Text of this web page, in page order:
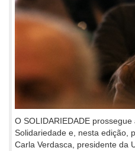
O SOLIDARIEDADE
Solidariedade e, nesta edição,
Carla Verdasca, presidente da